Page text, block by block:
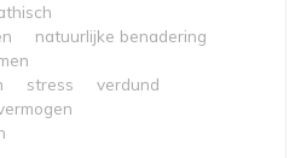
natuurlijke benadering
stress
verdund